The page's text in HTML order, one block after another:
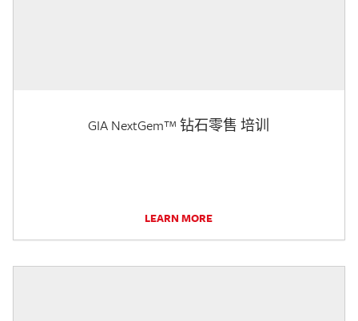
GIA NextGem™ 钻石零售 培训
LEARN MORE